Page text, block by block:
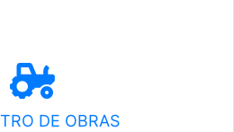
DE OBRAS